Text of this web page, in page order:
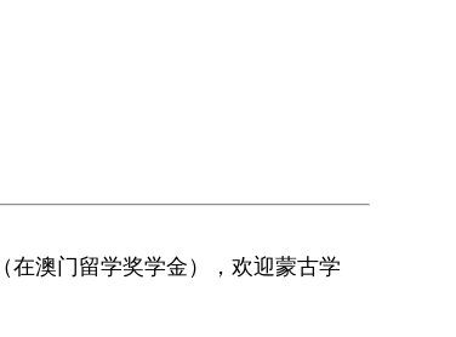
在澳门留学奖学金）， 欢迎蒙古学